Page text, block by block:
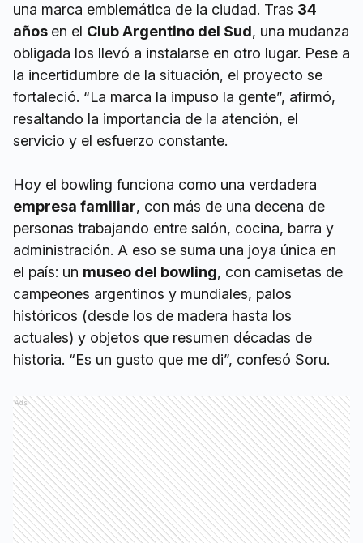
una marca emblemática de la ciudad. Tras 34
años en el Club Argentino del Sud, una mudanza
obligada los llevó a instalarse en otro lugar. Pese a
la incertidumbre de la situación, el proyecto se
fortaleció. “La marca la impuso la gente”, afirmó,
resaltando la importancia de la atención, el
servicio y el esfuerzo constante.
Hoy el bowling funciona como una verdadera
empresa familiar, con más de una decena de
personas trabajando entre salón, cocina, barra y
administración. A eso se suma una joya única en
el país: un museo del bowling, con camisetas de
campeones argentinos y mundiales, palos
históricos (desde los de madera hasta los
actuales) y objetos que resumen décadas de
historia. “Es un gusto que me di”, confesó Soru.
Ads